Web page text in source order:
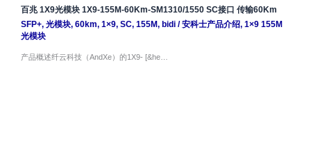
百兆 1X9光模块 1X9-155M-60Km-SM1310/1550 SC接口 传输60Km
SFP+, 光模块, 60km, 1×9, SC, 155M, bidi/安科士产品介绍, 1×9 155M
光模块
产品概述纤云科技（AndXe）的1X9- [&he…